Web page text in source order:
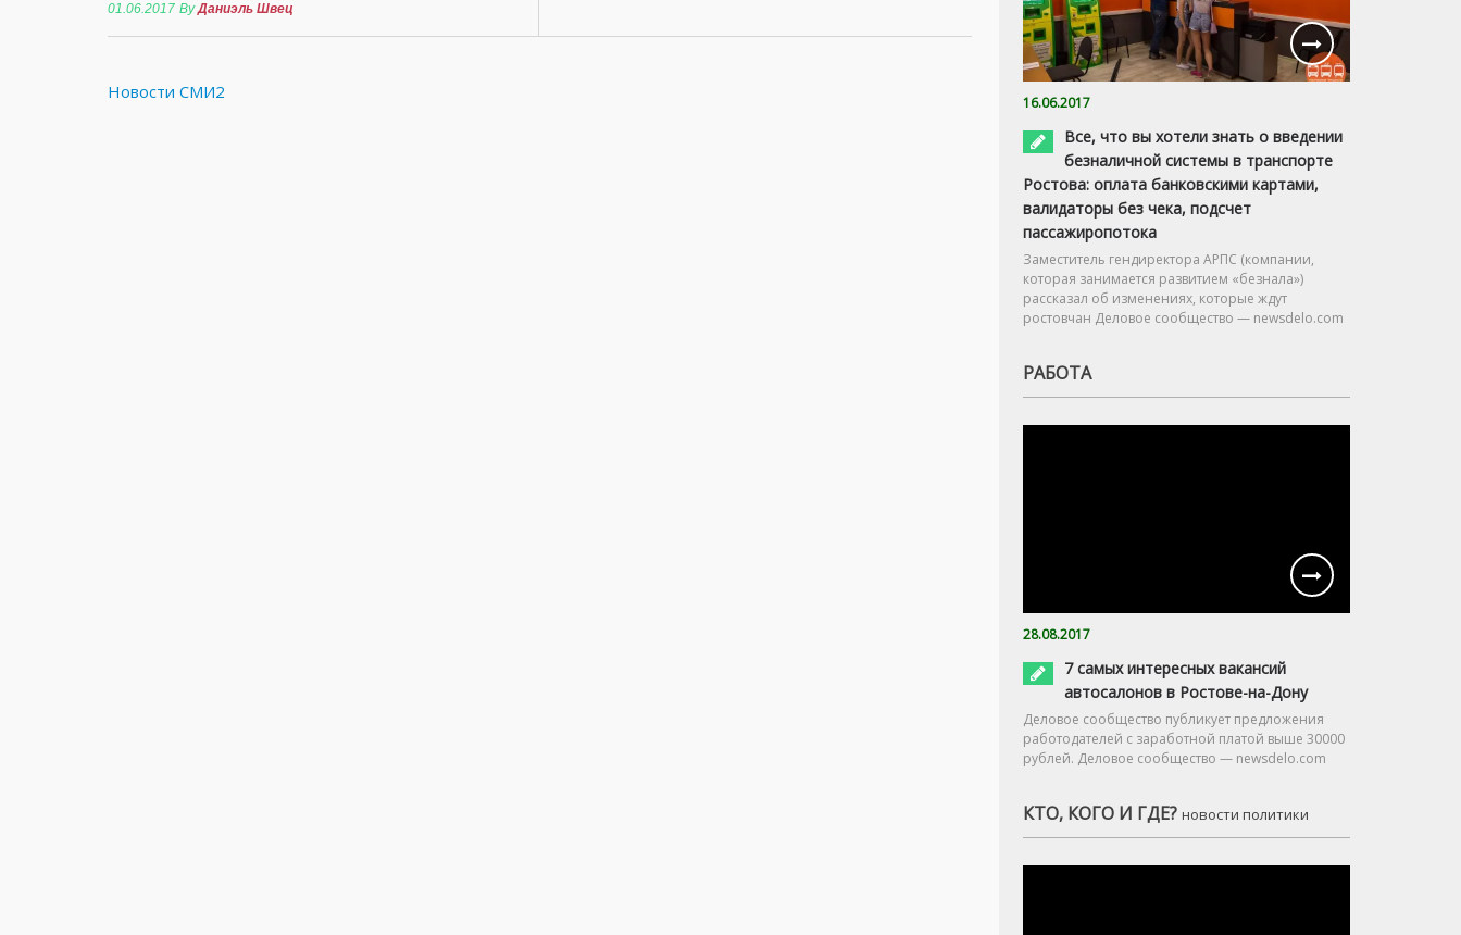
01.06.2017 ByДаниэль Швец
Новости СМИ2
16.06.2017
Все, что вы хотели знать о введении
безналичной системы в транспорте
Ростова: оплата банковскими картами,
валидаторы без чека, подсчет
пассажиропотока
Заместитель гендиректора АРПС (компании,
которая занимается развитием «безнала»)
рассказал об изменениях, которые ждут
ростовчан Деловое сообщество — newsdelo.com
РАБОТА
28.08.2017
7 самых интересных вакансий
автосалонов в Ростове-на-Дону
Деловое сообщество публикует предложения
работодателей с заработной платой выше 30000
рублей. Деловое сообщество — newsdelo.com
КТО, КОГО И ГДЕ? новости политики